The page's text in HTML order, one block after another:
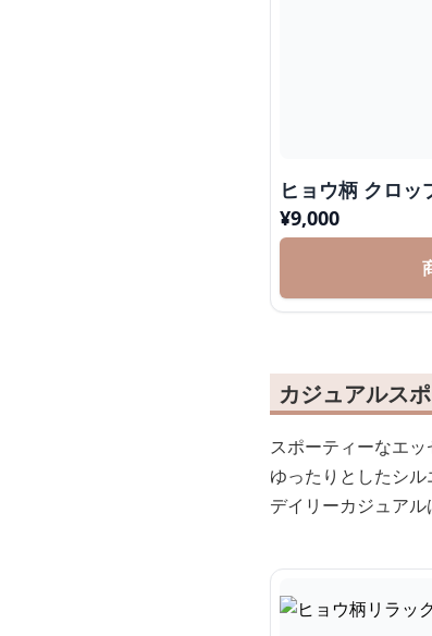
ヒョウ柄 クロッ
¥9,000
カジュアルス
スポーティーなエッ
ゆったりとしたシ
デイリーカジュア